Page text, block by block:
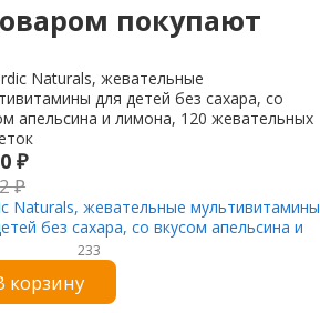
покупают
₽
₽
Naturals, жевательные мультивитамины
без сахара, со вкусом апельсина и
120 жевательных таблеток
233
корзину